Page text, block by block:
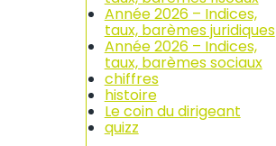
Année 2026 – Indices,
taux, barèmes juridiques
Année 2026 – Indices,
taux, barèmes sociaux
chiffres
histoire
Le coin du dirigeant
quizz